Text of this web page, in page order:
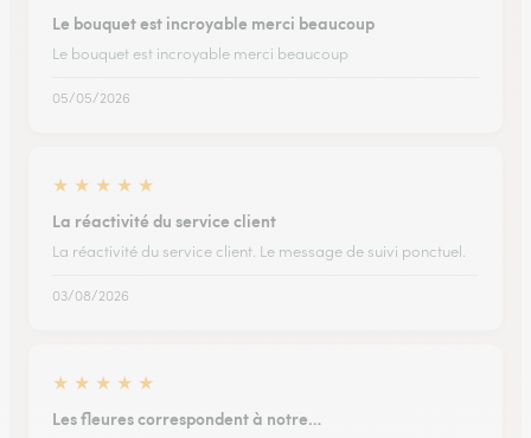
Le bouquet est incroyable merci beaucoup
Le bouquet est incroyable merci beaucoup
05/05/2026
★ ★ ★ ★ ★
La réactivité du service client
La réactivité du service client. Le message de suivi ponctuel.
03/08/2026
★ ★ ★ ★ ★
Les fleures correspondent à notre…